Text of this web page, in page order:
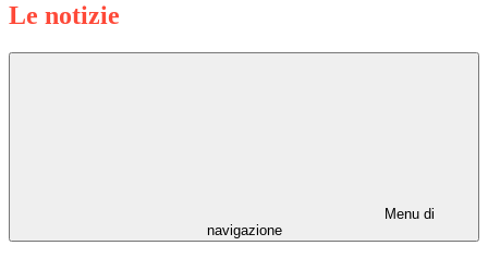
Le notizie
Menu di
navigazione